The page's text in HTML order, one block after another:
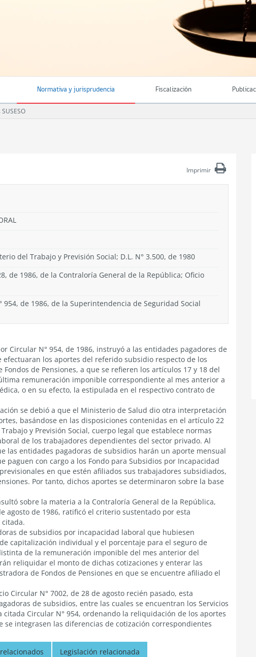
Normativa y jurisprudencia Fiscalización
Imprimir
del Trabajo y Previsión Social; D.L. N° 3.500, de 1980
de 1986, de la Contraloría General de la República; Oficio
de 1986, de la Superintendencia de Seguridad Social
Circular N° 954, de 1986, instruyó a las entidades pagadores de
los aportes del referido subsidio respecto de los
de Pensiones, a que se refieren los artículos 17 y 18 del
remuneración imponible correspondiente al mes anterior a
o en su efecto, la estipulada en el respectivo contrato de
se debió a que el Ministerio de Salud dio otra interpretación
basándose en las disposiciones contenidas en el artículo 22
y Previsión Social, cuerpo legal que establece normas
de los trabajadores dependientes del sector privado. Al
las entidades pagadoras de subsidios harán un aporte mensual
paguen con cargo a los Fondo para Subsidios por Incapacidad
en que estén afiliados sus trabajadores subsidiados,
Por tanto, dichos aportes se determinaron sobre la base
sobre la materia a la Contraloría General de la República,
agosto de 1986, ratificó el criterio sustentado por esta
de subsidios por incapacidad laboral que hubiesen
capitalización individual y el porcentaje para el seguro de
de la remuneración imponible del mes anterior del
reliquidar el monto de dichas cotizaciones y enterar las
de Fondos de Pensiones en que se encuentre afiliado el
Circular N° 7002, de 28 de agosto recién pasado, esta
de subsidios, entre las cuales se encuentran los Servicios
Circular N° 954, ordenando la reliquidación de los aportes
integrasen las diferencias de cotización correspondientes
Legislación relacionada